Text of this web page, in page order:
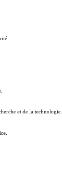
et de la technologie.